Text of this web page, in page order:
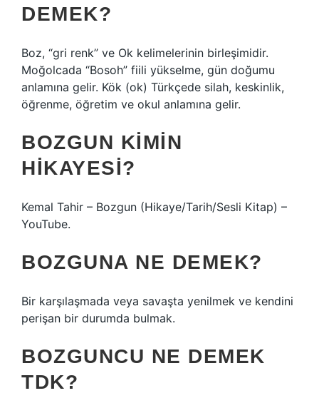
DEMEK?
Boz, “gri renk” ve Ok kelimelerinin birleşimidir.
Moğolcada “Bosoh” fiili yükselme, gün doğumu
anlamına gelir. Kök (ok) Türkçede silah, keskinlik,
öğrenme, öğretim ve okul anlamına gelir.
BOZGUN KIMIN
HIKAYESI?
Kemal Tahir – Bozgun (Hikaye/Tarih/Sesli Kitap) –
YouTube.
BOZGUNA NE DEMEK?
Bir karşılaşmada veya savaşta yenilmek ve kendini
perişan bir durumda bulmak.
BOZGUNCU NE DEMEK
TDK?